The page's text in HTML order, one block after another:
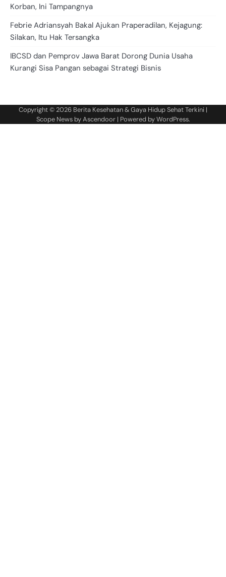
Korban, Ini Tampangnya
Febrie Adriansyah Bakal Ajukan Praperadilan, Kejagung:
Silakan, Itu Hak Tersangka
IBCSD dan Pemprov Jawa Barat Dorong Dunia Usaha
Kurangi Sisa Pangan sebagai Strategi Bisnis
Copyright © 2026 Berita Kesehatan & Gaya Hidup Sehat Terkini |
Scope News byAscendoor| Powered byWordPress.